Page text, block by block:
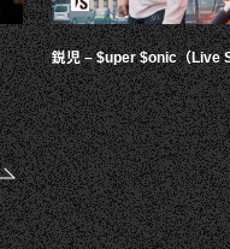
鋭児 – $uper $onic（Live